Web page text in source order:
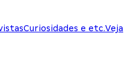
Curiosidades e etc.Veja